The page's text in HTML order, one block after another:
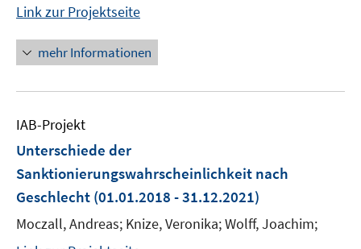
Link zur Projektseite
mehr Informationen
IAB-Projekt
Unterschiede der
Sanktionierungswahrscheinlichkeit nach
Geschlecht (01.01.2018 - 31.12.2021)
Moczall, Andreas; Knize, Veronika; Wolff, Joachim;